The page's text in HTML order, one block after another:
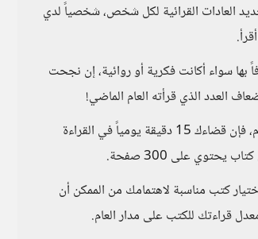
العادات القرائية لكل شخص، شخصياً لدي
سواء أكانت فكرية أو روائية، إن نجحت
حسب تقرير صادر عن الـ BBC في إيجاد حلول لكيفية قراءة كتب أكثر كل العام، فإن قضاءك 15 دقيقة يومياً في القراءة
كتب مناسبة لاهتمامك من الممكن أن
قراءتك للكتب على مدار العام.